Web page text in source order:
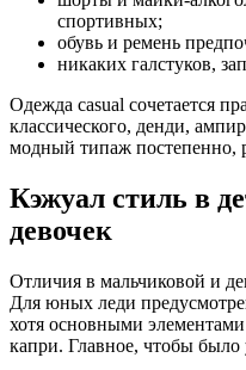
спортивных;
обувь и ремень
никаких галстуков,
Одежда casual сочетается
классического, денди,
модный типаж постепенно,
Кэжуал стиль в
девочек
Отличия в мальчиковой и
Для юных леди
хотя основными
капри. Главное, чтобы было